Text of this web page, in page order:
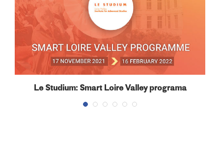
Le Studium: Smart Loire Valley programa